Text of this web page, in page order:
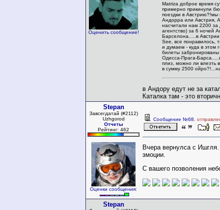
Оценить сообщение!
Matriza доброе время
примерно прикинули
поездки в Австрию?!мы
Андорра или Австрия,
насчитали нам 2200 за
агентство) за 6 ночей
Барселона.....в
See, все понравилось,
и думаем - куда в этом
билеты забронированы
Одесса-Прага-
плиз, можно ли влезть
в сумму 2500
в Андору едут не за
Каталка там - это
Stepan
Завсегдатай (#2112)
Uzhgorod
Отчеты
Рейтинг: 462
Оценки сообщения:
Сообщение №68 ,
Вчера вернулса с
змоции.
С вашего позволения
Stepan